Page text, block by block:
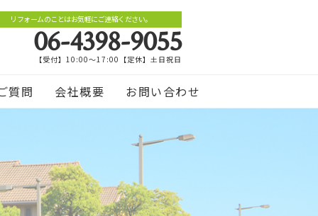
リフォームのことはお気軽にご連絡ください。
06-4398-9055
【受付】10:00～17:00【定休】土日祝日
質問 会社概要 お問い合わせ